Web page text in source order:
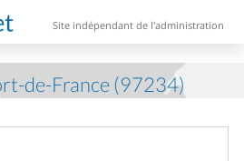
Site indépendant de l'administration
de-France (97234)